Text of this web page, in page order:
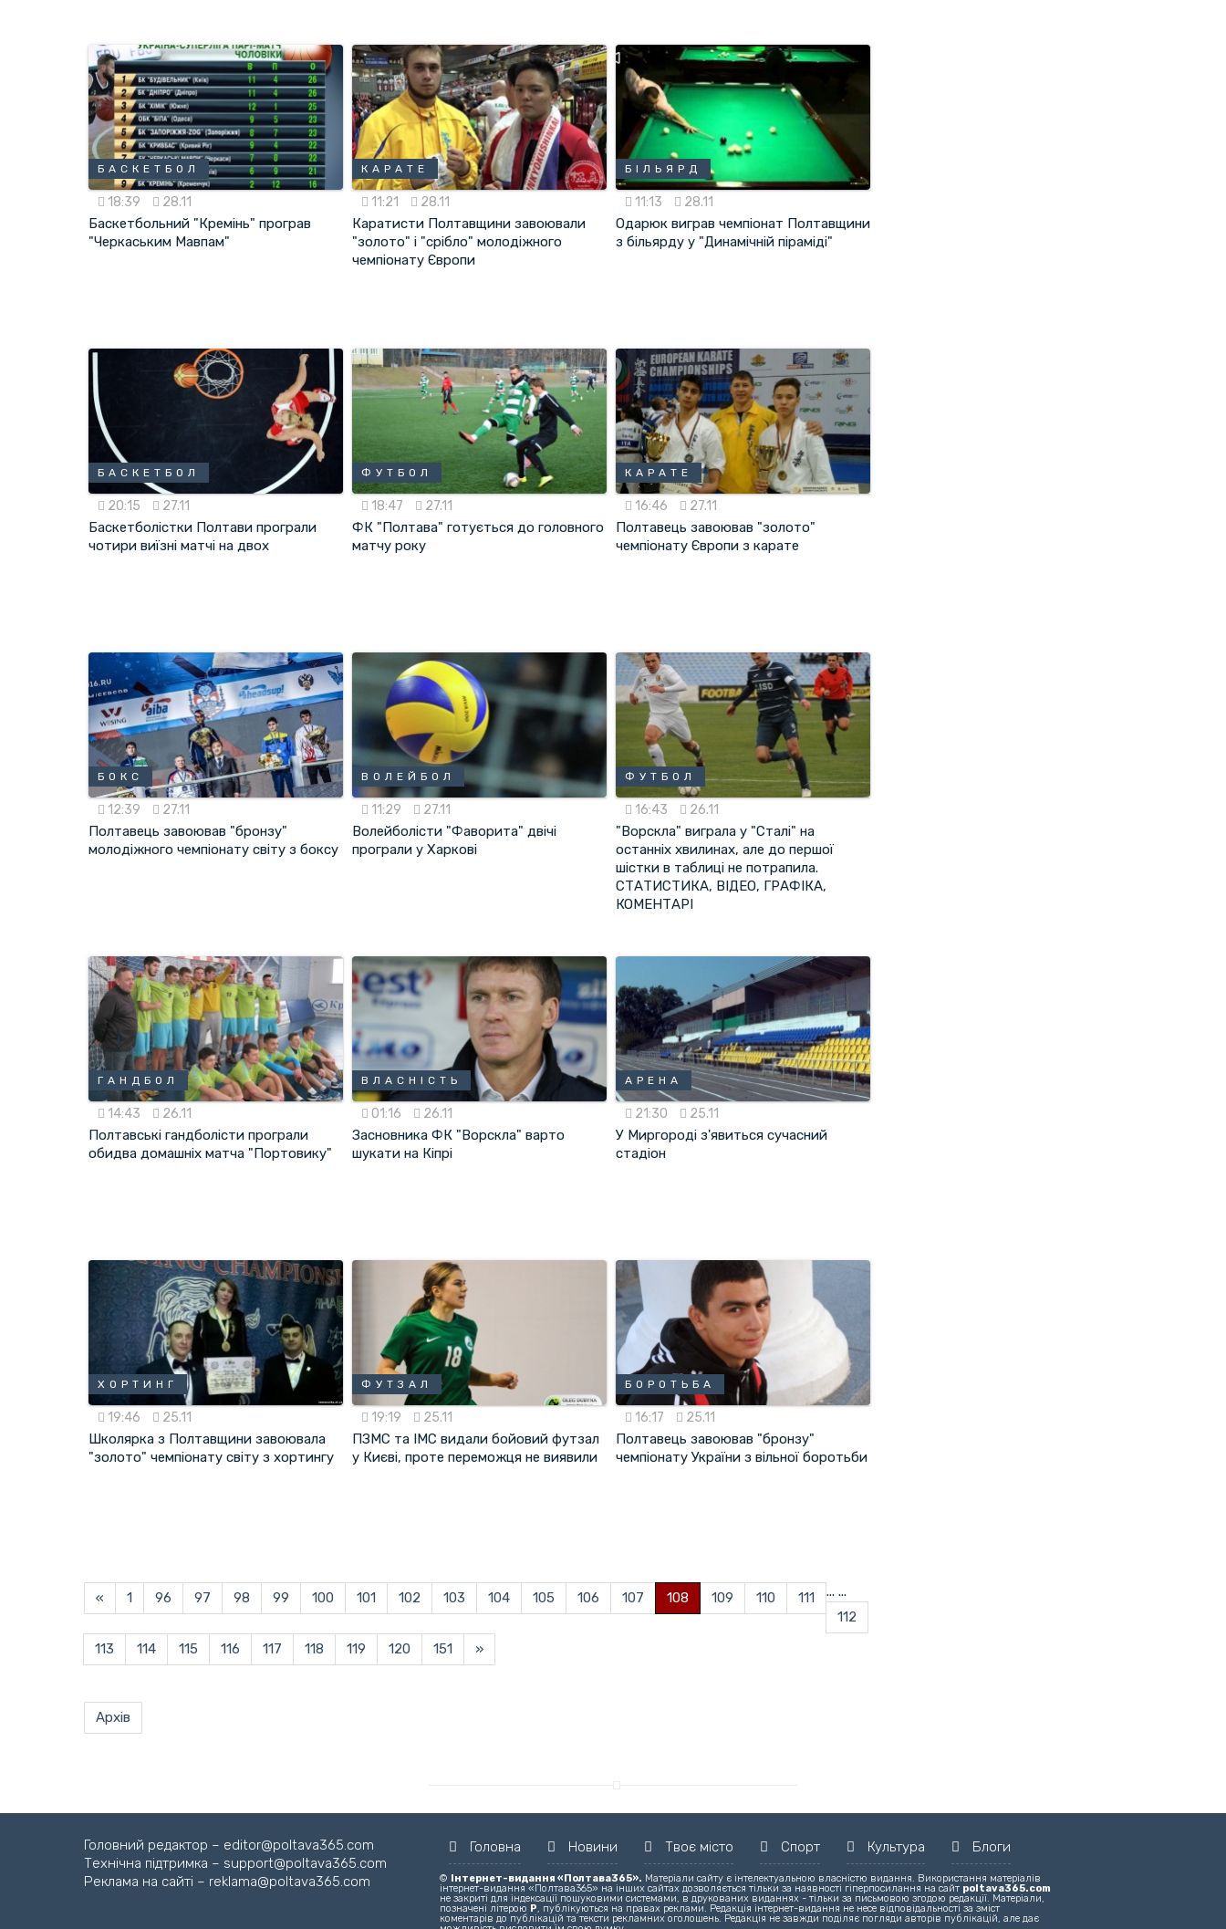
БАСКЕТБОЛ
18:39 28.11
Баскетбольний "Кремінь" програв
"Черкаським Мавпам"
КАРАТЕ
11:21 28.11
Каратисти Полтавщини завоювали
"золото" і "срібло" молодіжного
чемпіонату Європи
БІЛЬЯРД
11:13 28.11
Одарюк виграв чемпіонат Полтавщини
з більярду у "Динамічній піраміді"
БАСКЕТБОЛ
20:15 27.11
Баскетболістки Полтави програли
чотири виїзні матчі на двох
ФУТБОЛ
18:47 27.11
ФК "Полтава" готується до головного
матчу року
КАРАТЕ
16:46 27.11
Полтавець завоював "золото"
чемпіонату Європи з карате
БОКС
12:39 27.11
Полтавець завоював "бронзу"
молодіжного чемпіонату світу з боксу
ВОЛЕЙБОЛ
11:29 27.11
Волейболісти "Фаворита" двічі
програли у Харкові
ФУТБОЛ
16:43 26.11
"Ворскла" виграла у "Сталі" на
останніх хвилинах, але до першої
шістки в таблиці не потрапила.
СТАТИСТИКА, ВІДЕО, ГРАФІКА,
КОМЕНТАРІ
ГАНДБОЛ
14:43 26.11
Полтавські гандболісти програли
обидва домашніх матча "Портовику"
ВЛАСНІСТЬ
01:16 26.11
Засновника ФК "Ворскла" варто
шукати на Кіпрі
АРЕНА
21:30 25.11
У Миргороді з'явиться сучасний
стадіон
ХОРТИНГ
19:46 25.11
Школярка з Полтавщини завоювала
"золото" чемпіонату світу з хортингу
ФУТЗАЛ
19:19 25.11
ПЗМС та ІМС видали бойовий футзал
у Києві, проте переможця не виявили
БОРОТЬБА
16:17 25.11
Полтавець завоював "бронзу"
чемпіонату України з вільної боротьби
« 1 ...
96 97 98 99 100 101 102 103 104 105 106 107 108 109 110
111
112
113
114 115 116 117 118 119 120
...
151 »
Архів
Головний редактор – editor@poltava365.com
Технічна підтримка – support@poltava365.com
Реклама на сайті – reklama@poltava365.com
Головна Новини Твоє місто Спорт Культура Блоги
© Інтернет-видання «Полтава365». Матеріали сайту є інтелектуальною власністю видання. Використання матеріалів
інтернет-видання «Полтава365» на інших сайтах дозволяється тільки за наявності гіперпосилання на сайт poltava365.com
не закриті для індексації пошуковими системами, в друкованих виданнях - тільки за письмовою згодою редакції. Матеріали,
позначені літерою Р, публікуються на правах реклами. Редакція інтернет-видання не несе відповідальності за зміст
коментарів до публікацій та тексти рекламних оголошень. Редакція не завжди поділяє погляди авторів публікацій, але дає